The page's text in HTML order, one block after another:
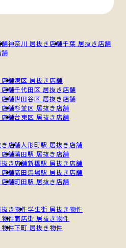
神奈川 居抜き店舗千葉 居抜き店舗
舗港区 居抜き店舗
舗千代田区 居抜き店舗
舗世田谷区 居抜き店舗
舗杉並区 居抜き店舗
舗台東区 居抜き店舗
店舗人形町駅 居抜き店舗
舗蒲田駅 居抜き店舗
き店舗新橋駅 居抜き店舗
舗高田馬場駅 居抜き店舗
舗町田駅 居抜き店舗
き物件学生街 居抜き物件
件商店街 居抜き物件
件下町 居抜き物件